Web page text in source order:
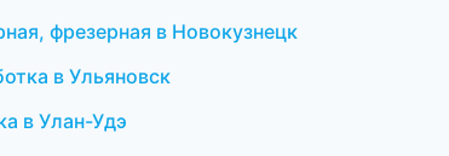
фрезерная в Новокузнецк
в Ульяновск
в Улан-Удэ